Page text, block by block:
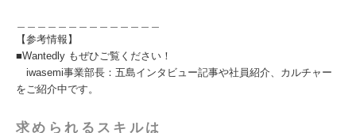
【参考情報】
■Wantedly もぜひご覧ください！
iwasemi事業部長：五島インタビュー記事や社員紹介、カルチャー
をご紹介中です。
求められるスキルは